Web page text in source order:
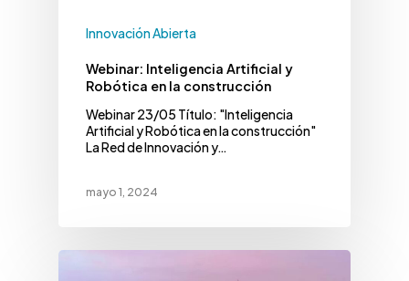
Innovación Abierta
Webinar: Inteligencia Artificial y
Robótica en la construcción
Webinar 23/05 Título: "Inteligencia
Artificial y Robótica en la construcción"
La Red de Innovación y…
mayo 1, 2024